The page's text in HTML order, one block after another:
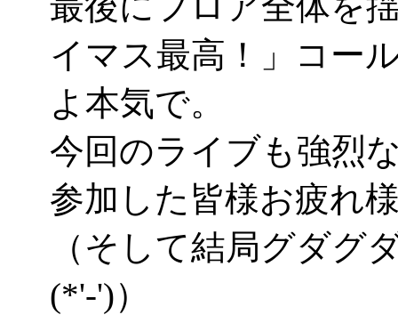
イマス最高！」コー
よ本気で。
今回のライブも強烈
参加した皆様お疲れ
（そして結局グダグ
(*'-')）